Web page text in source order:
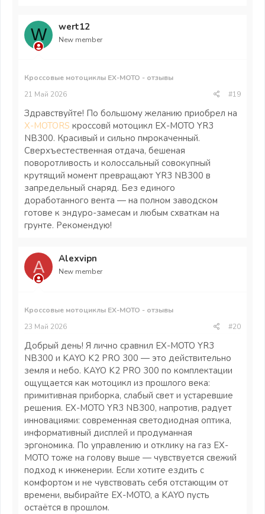
W wert12
New member
Кроссовые мотоциклы EX-MOTO - отзывы
21 Май 2026
#19
Здравствуйте! По большому желанию приобрел на
X-MOTORS кроссовй мотоцикл EX-MOTO YR3
NB300. Красивый и сильно пмрокаченный.
Сверхъестественная отдача, бешеная
поворотливость и колоссальный совокупный
крутящий момент превращают YR3 NB300 в
запредельный снаряд. Без единого
доработанного вента — на полном заводском
готове к эндуро-замесам и любым схваткам на
грунте. Рекомендую!
A Alexvipn
New member
Кроссовые мотоциклы EX-MOTO - отзывы
23 Май 2026
#20
Добрый день! Я лично сравнил EX-MOTO YR3
NB300 и KAYO K2 PRO 300 — это действительно
земля и небо. KAYO K2 PRO 300 по комплектации
ощущается как мотоцикл из прошлого века:
примитивная приборка, слабый свет и устаревшие
решения. EX-MOTO YR3 NB300, напротив, радует
инновациями: современная светодиодная оптика,
информативный дисплей и продуманная
эргономика. По управлению и отклику на газ EX-
MOTO тоже на голову выше — чувствуется свежий
подход к инженерии. Если хотите ездить с
комфортом и не чувствовать себя отстающим от
времени, выбирайте EX-MOTO, а KAYO пусть
остаётся в прошлом.